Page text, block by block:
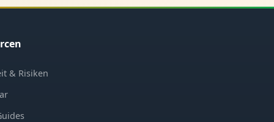
& Risiken